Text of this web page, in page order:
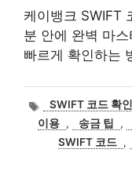
케이뱅크 SWIFT
분 안에 완벽 마
빠르게 확인하는
태
그
SWIFT 코드 확인
이용 , 송금 팁 ,
SWIFT 코드 ,